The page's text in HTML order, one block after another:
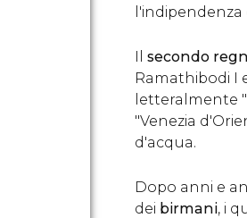
Il secondo
Ramathibodi I
letteralmente
"Venezia
d'acqua.
Dopo anni e
dei birmani, i